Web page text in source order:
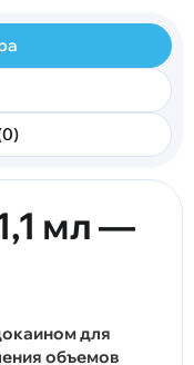
мл —
для
объемов